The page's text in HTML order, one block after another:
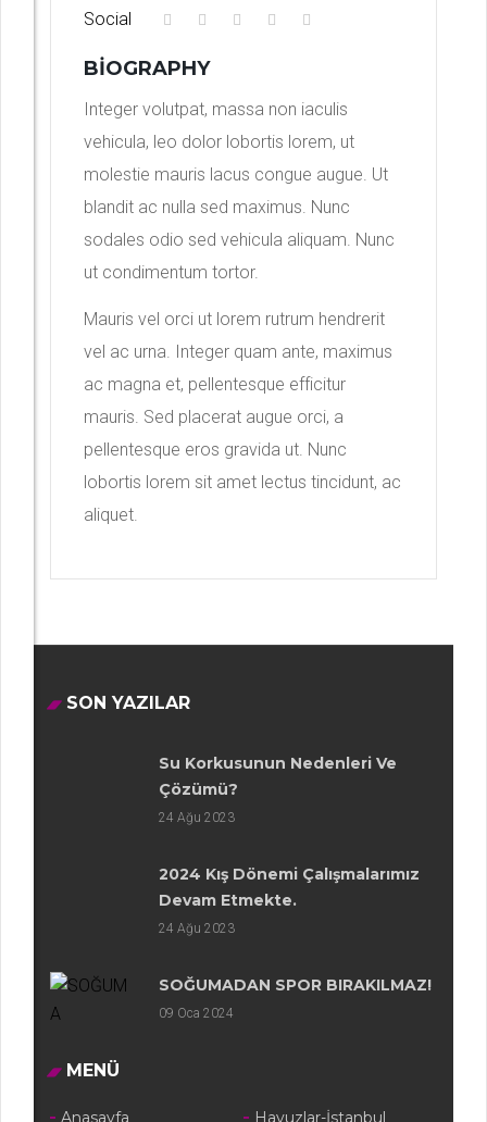
Social
BIOGRAPHY
Integer volutpat, massa non iaculis
vehicula, leo dolor lobortis lorem, ut
molestie mauris lacus congue augue. Ut
blandit ac nulla sed maximus. Nunc
sodales odio sed vehicula aliquam. Nunc
ut condimentum tortor.
Mauris vel orci ut lorem rutrum hendrerit
vel ac urna. Integer quam ante, maximus
ac magna et, pellentesque efficitur
mauris. Sed placerat augue orci, a
pellentesque eros gravida ut. Nunc
lobortis lorem sit amet lectus tincidunt, ac
aliquet.
SON YAZILAR
Su Korkusunun Nedenleri Ve
Çözümü?
24 Ağu 2023
2024 Kış Dönemi Çalışmalarımız
Devam Etmekte.
24 Ağu 2023
SOĞUMADAN SPOR BIRAKILMAZ!
09 Oca 2024
MENÜ
Anasayfa Havuzlar-İstanbul